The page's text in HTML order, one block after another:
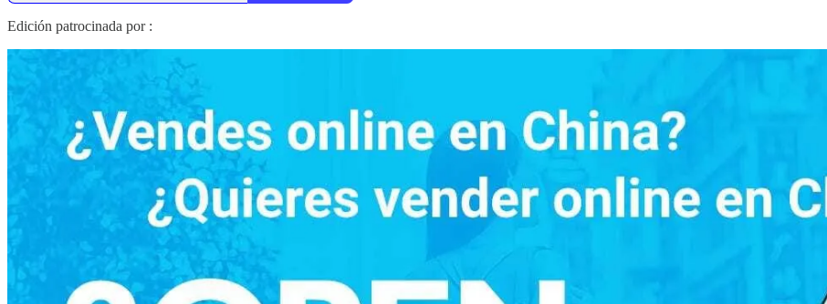
Edición patrocinada por :